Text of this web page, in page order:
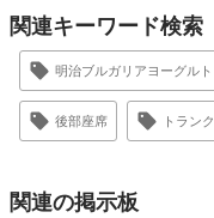
関連キーワード検索
明治ブルガリアヨーグルト
後部座席 トランク
関連の掲示板